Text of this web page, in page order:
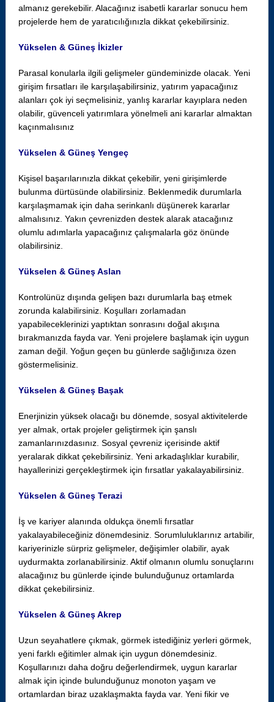
almanız gerekebilir. Alacağınız isabetli kararlar sonucu hem
projelerde hem de yaratıcılığınızla dikkat çekebilirsiniz.
Yükselen & Güneş İkizler
Parasal konularla ilgili gelişmeler gündeminizde olacak. Yeni
girişim fırsatları ile karşılaşabilirsiniz, yatırım yapacağınız
alanları çok iyi seçmelisiniz, yanlış kararlar kayıplara neden
olabilir, güvenceli yatırımlara yönelmeli ani kararlar almaktan
kaçınmalısınız
Yükselen & Güneş Yengeç
Kişisel başarılarınızla dikkat çekebilir, yeni girişimlerde
bulunma dürtüsünde olabilirsiniz. Beklenmedik durumlarla
karşılaşmamak için daha serinkanlı düşünerek kararlar
almalısınız. Yakın çevrenizden destek alarak atacağınız
olumlu adımlarla yapacağınız çalışmalarla göz önünde
olabilirsiniz.
Yükselen & Güneş Aslan
Kontrolünüz dışında gelişen bazı durumlarla baş etmek
zorunda kalabilirsiniz. Koşulları zorlamadan
yapabileceklerinizi yaptıktan sonrasını doğal akışına
bırakmanızda fayda var. Yeni projelere başlamak için uygun
zaman değil. Yoğun geçen bu günlerde sağlığınıza özen
göstermelisiniz.
Yükselen & Güneş Başak
Enerjinizin yüksek olacağı bu dönemde, sosyal aktivitelerde
yer almak, ortak projeler geliştirmek için şanslı
zamanlarınızdasınız. Sosyal çevreniz içerisinde aktif
yeralarak dikkat çekebilirsiniz. Yeni arkadaşlıklar kurabilir,
hayallerinizi gerçekleştirmek için fırsatlar yakalayabilirsiniz.
Yükselen & Güneş Terazi
İş ve kariyer alanında oldukça önemli fırsatlar
yakalayabileceğiniz dönemdesiniz. Sorumluluklarınız artabilir,
kariyerinizle sürpriz gelişmeler, değişimler olabilir, ayak
uydurmakta zorlanabilirsiniz. Aktif olmanın olumlu sonuçlarını
alacağınız bu günlerde içinde bulunduğunuz ortamlarda
dikkat çekebilirsiniz.
Yükselen & Güneş Akrep
Uzun seyahatlere çıkmak, görmek istediğiniz yerleri görmek,
yeni farklı eğitimler almak için uygun dönemdesiniz.
Koşullarınızı daha doğru değerlendirmek, uygun kararlar
almak için içinde bulunduğunuz monoton yaşam ve
ortamlardan biraz uzaklaşmakta fayda var. Yeni fikir ve